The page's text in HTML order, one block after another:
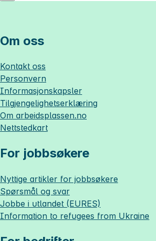
Om oss
Kontakt oss
Personvern
Informasjonskapsler
Tilgjengelighetserklæring
Om arbeidsplassen.no
Nettstedkart
For jobbsøkere
Nyttige artikler for jobbsøkere
Spørsmål og svar
Jobbe i utlandet (EURES)
Information to refugees from Ukraine